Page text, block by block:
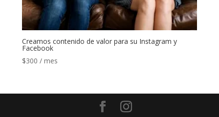
Creamos contenido de valor para su Instagram y
Facebook
$300 / mes